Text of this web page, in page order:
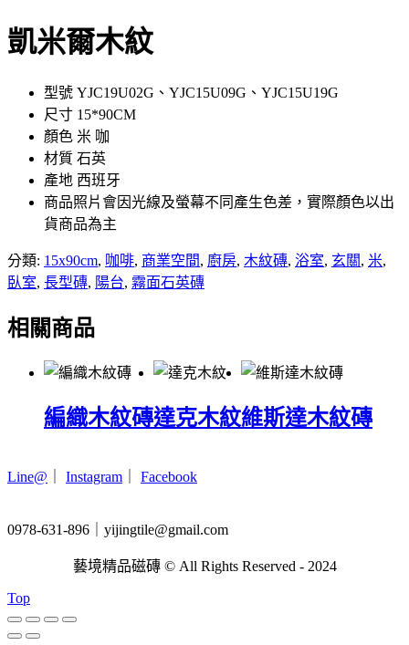
凱米爾木紋
型號 YJC19U02G、YJC15U09G、YJC15U19G
尺寸 15*90CM
顏色 米 咖
材質 石英
產地 西班牙
商品照片會因光線及螢幕不同產生色差，實際顏色以出
貨商品為主
分類: 15x90cm, 咖啡, 商業空間, 廚房, 木紋磚, 浴室, 玄關, 米,
臥室, 長型磚, 陽台, 霧面石英磚
相關商品
編織木紋磚達克木紋維斯達木紋磚
Line@ Instagram Facebook
0978-631-896｜yijingtile@gmail.com
藝境精品磁磚 © All Rights Reserved - 2024
Top